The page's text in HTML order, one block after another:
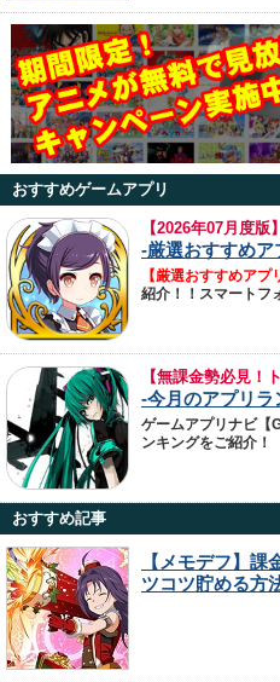
おすすめゲームアプリ
【2026年07月度版
-厳選おすすめア
【厳選おすすめアプ
紹介！！スマートフ
【無課金勢必見！
-今月のアプリラ
ゲームアプリナビ【
ンキングをご紹介！
おすすめ記事
【メモデフ】課
ツコツ貯める方